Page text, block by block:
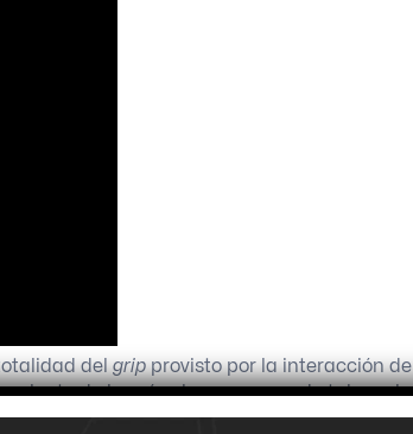
delgripprovisto por la interacción de
de la máquina en un grado tal que le
carrera ideal, aunque sin correr el riesgo de